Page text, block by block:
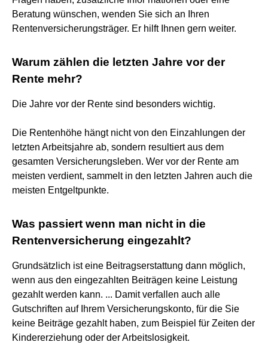
Beratung wünschen, wenden Sie sich an Ihren
Rentenversicherungsträger. Er hilft Ihnen gern weiter.
Warum zählen die letzten Jahre vor der
Rente mehr?
Die Jahre vor der Rente sind besonders wichtig.
Die Rentenhöhe hängt nicht von den Einzahlungen der
letzten Arbeitsjahre ab, sondern resultiert aus dem
gesamten Versicherungsleben. Wer vor der Rente am
meisten verdient, sammelt in den letzten Jahren auch die
meisten Entgeltpunkte.
Was passiert wenn man nicht in die
Rentenversicherung eingezahlt?
Grundsätzlich ist eine Beitragserstattung dann möglich,
wenn aus den eingezahlten Beiträgen keine Leistung
gezahlt werden kann. ... Damit verfallen auch alle
Gutschriften auf Ihrem Versicherungskonto, für die Sie
keine Beiträge gezahlt haben, zum Beispiel für Zeiten der
Kindererziehung oder der Arbeitslosigkeit.